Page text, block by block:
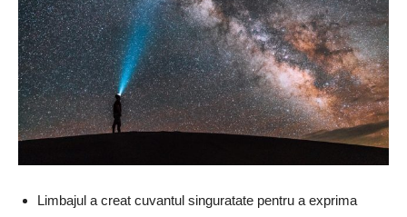
Limbajul a creat cuvantul singuratate pentru a exprima